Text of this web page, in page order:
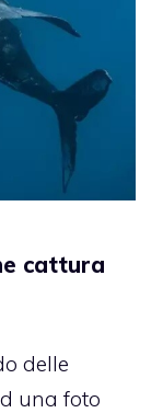
cattura
delle
una foto